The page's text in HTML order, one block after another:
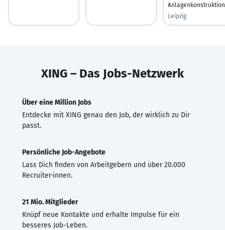
Leipzig
XING – Das Jobs-Netzwerk
Über eine Million Jobs
Entdecke mit XING genau den Job, der wirklich zu Dir
passt.
Persönliche Job-Angebote
Lass Dich finden von Arbeitgebern und über 20.000
Recruiter·innen.
21 Mio. Mitglieder
Knüpf neue Kontakte und erhalte Impulse für ein
besseres Job-Leben.